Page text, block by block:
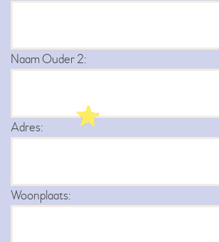
Naam Ouder 2:
Adres:
Woonplaats: